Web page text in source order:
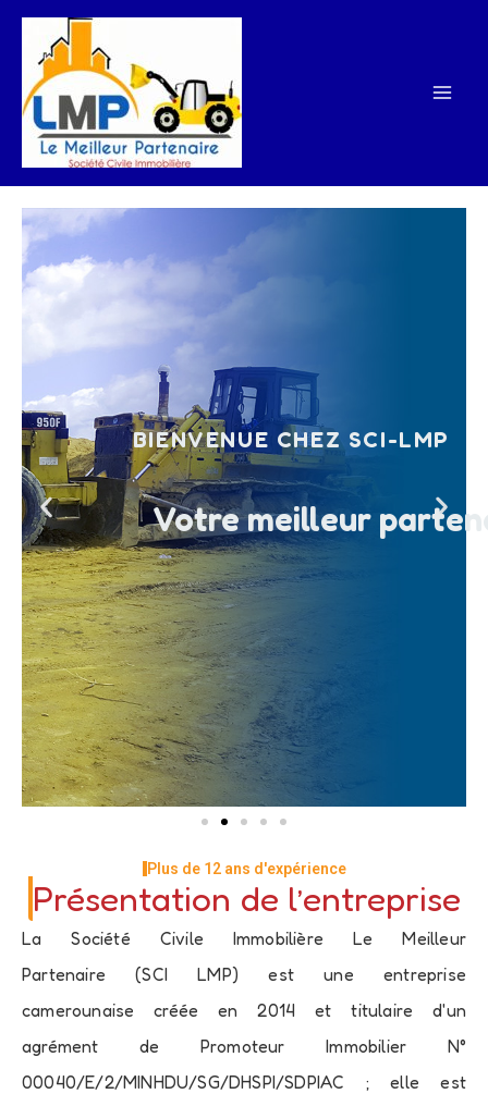
Aller
contenu
BIENVENUE CHEZ SCI-LMP
Votre meilleur
Plus de 12 ans d'expérience
Présentation de l’entreprise
La Société Civile Immobilière Le Meilleur
Partenaire (SCI LMP) est une entreprise
camerounaise créée en 2014 et titulaire d'un
agrément de Promoteur Immobilier N°
00040/E/2/MINHDU/SG/DHSPI/SDPIAC ; elle est